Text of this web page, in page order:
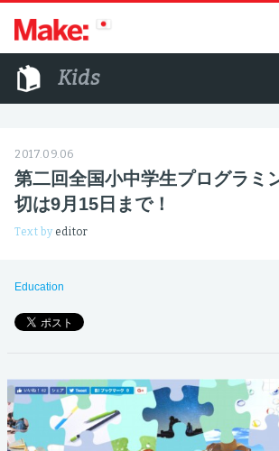
Kids
2017.09.06
第二回全国小中学生プログラミ
切は9月15日まで！
Text by editor
Education